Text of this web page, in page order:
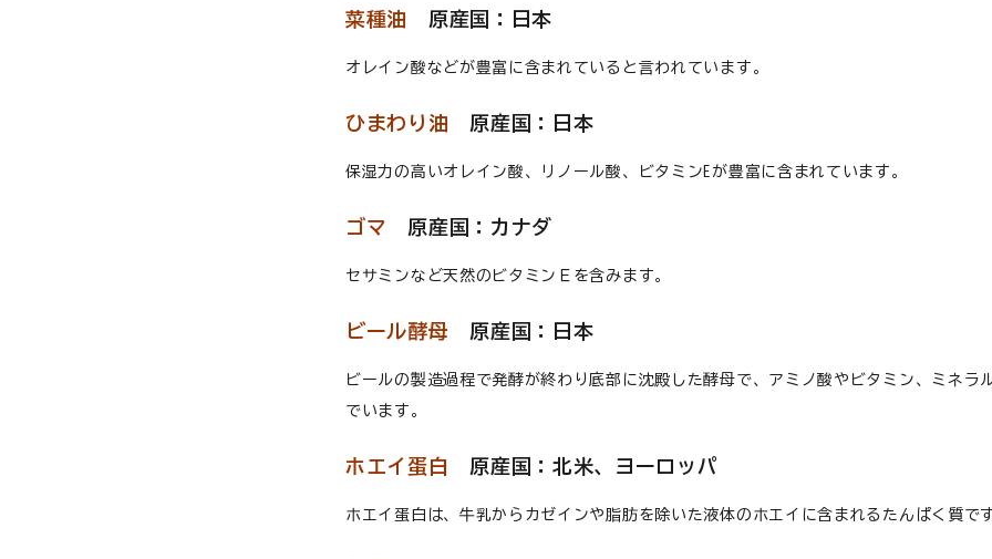
菜種油 原産国：日本
オレイン酸などが豊富に含まれていると言われています。
ひまわり油 原産国：日本
保湿力の高いオレイン酸、リノール酸、ビタミンEが豊富に含まれています。
ゴマ 原産国：カナダ
セサミンなど天然のビタミンＥを含みます。
ビール酵母 原産国：日本
ビールの製造過程で発酵が終わり底部に沈殿した酵母で、アミノ酸やビタミン、ミネラ
でいます。
ホエイ蛋白 原産国：北米、ヨーロッパ
ホエイ蛋白は、牛乳からカゼインや脂肪を除いた液体のホエイに含まれるたんぱく質です